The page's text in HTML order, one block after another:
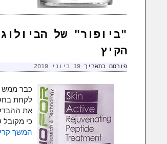
"ביופור" של
הקיץ
פורסם בתאריך 19 ביוני 2019
כבר ממש
לקחת
את ההבדל
כי מקובל שכ- 80%
המשך